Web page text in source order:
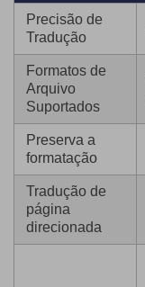
Precisão de
Tradução
Formatos de
Arquivo
Suportados
Preserva a
formatação
Tradução de
página
direcionada